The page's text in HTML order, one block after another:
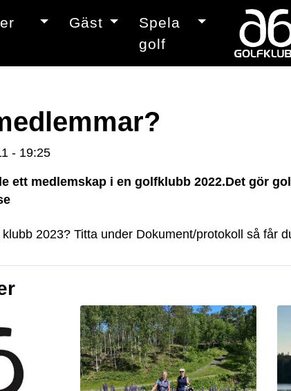
Gäst
Spela
golf
- 19:25
ett medlemskap i en golfklubb 2022.Det gör
2023? Titta under Dokument/protokoll så får